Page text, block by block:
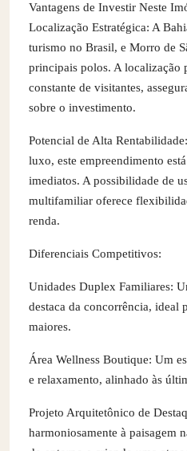
Vantagens de Investir Neste
Localização Estratégica: A
turismo no Brasil, e Morro de
principais polos. A localização
constante de visitantes,
sobre o investimento.
Potencial de Alta
luxo, este empreendimento
imediatos. A possibilidade de
multifamiliar oferece
renda.
Diferenciais Competitivos:
Unidades Duplex Familiares:
destaca da concorrência, ideal
maiores.
Área Wellness Boutique: Um
e relaxamento, alinhado às
Projeto Arquitetônico de
harmoniosamente à paisagem